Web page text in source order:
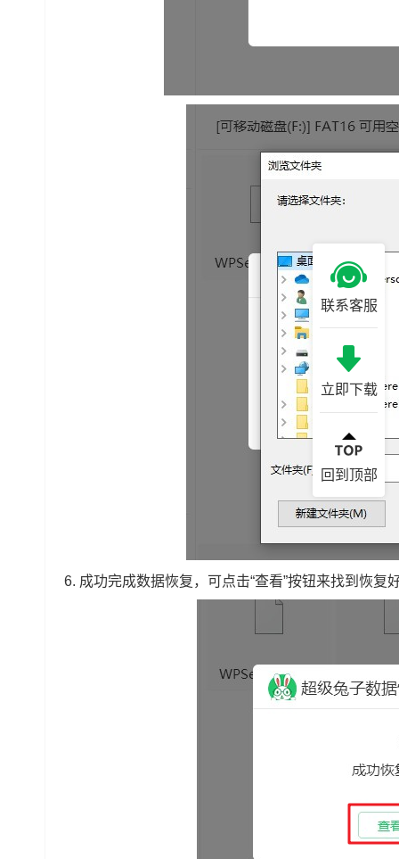
6. 成功完成数据恢复，可点击“查看”按钮来找到恢复
联系客服
立即下载
回到顶部